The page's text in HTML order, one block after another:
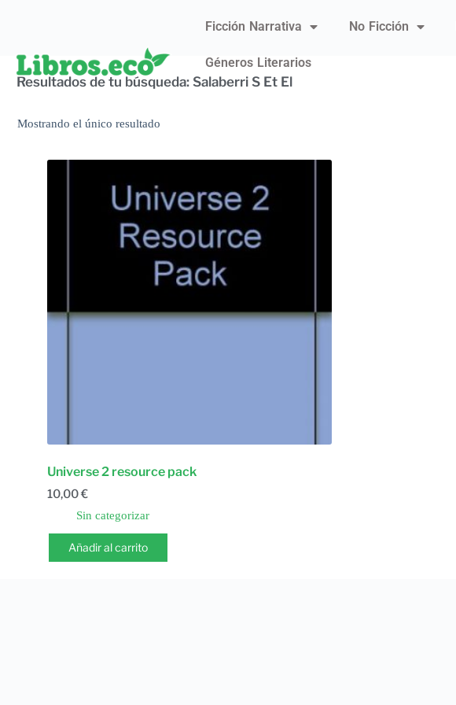
Ficción Narrativa No Ficción
Géneros Literarios
Resultados de tu búsqueda: Salaberri S Et El
Mostrando el único resultado
Universe 2 resource pack
10,00€
Sin categorizar
Añadir al carrito